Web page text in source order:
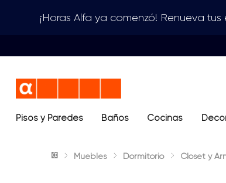
¡Horas Alfa ya comenzó! Renueva tus
Términos más
2. sanitario
Pisos y Paredes Baños Cocinas
Muebles Dormitorio Closet y